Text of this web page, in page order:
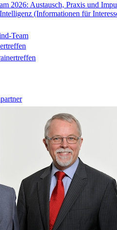
2026: Austausch, Praxis und
(Informationen für
Team